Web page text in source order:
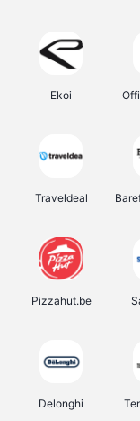
Ekoi
Traveldeal
Pizzahut.be
Delonghi